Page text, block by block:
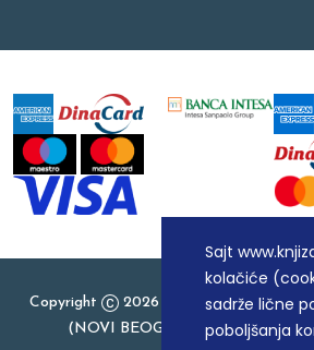
Sajt
kolačiće
sadrže lične
poboljšanja
Copyright
2026 Knjizara.com -
(NOVI BEOGRAD), PIB: